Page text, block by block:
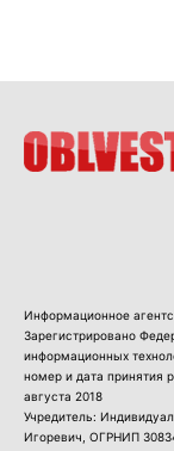
Информационное
Зарегистрировано
информационных
номер и дата принятия
августа 2018
Учредитель:
Игоревич, ОГРНИП